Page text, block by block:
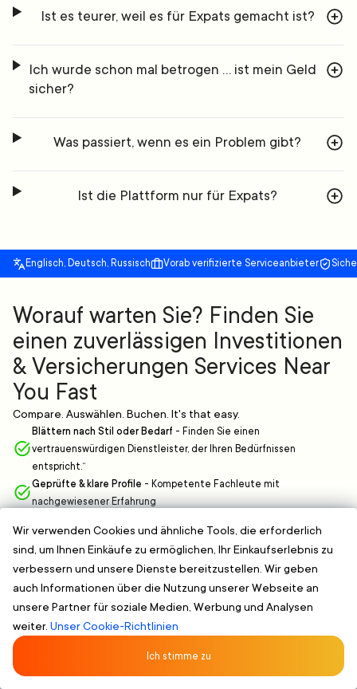
Ist es teurer, weil es für Expats gemacht ist?
Ich wurde schon mal betrogen … ist mein Geld
sicher?
Was passiert, wenn es ein Problem gibt?
Ist die Plattform nur für Expats?
Englisch, Deutsch, Russisch Vorab verifizierte Serviceanbieter
Worauf warten Sie? Finden Sie
einen zuverlässigen Investitionen
& Versicherungen Services Near
You Fast
Compare. Auswählen. Buchen. It's that easy.
Blättern nach Stil oder Bedarf - Finden Sie einen
vertrauenswürdigen Dienstleister, der Ihren Bedürfnissen
entspricht.“
Geprüfte & klare Profile - Kompetente Fachleute mit
nachgewiesener Erfahrung
Zeit, die für Sie passt, ohne zusätzlichen Aufwand.
Bewertet 5/5 von 107 Kunden
★★★★★
Wir verwenden Cookies und ähnliche Tools, die erforderlich
sind, um Ihnen Einkäufe zu ermöglichen, Ihr Einkaufserlebnis zu
verbessern und unsere Dienste bereitzustellen. Wir geben
auch Informationen über die Nutzung unserer Webseite an
unsere Partner für soziale Medien, Werbung und Analysen
weiter. Unser Cookie-Richtlinien
Ich stimme zu